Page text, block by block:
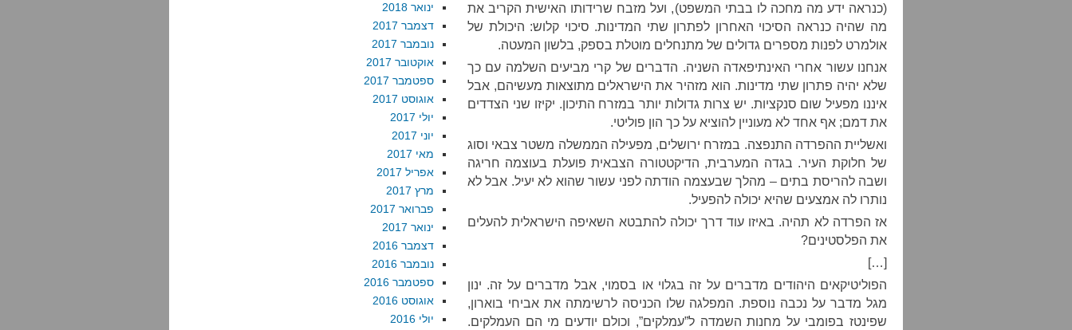
(כנראה ידע מה מחכה לו בבתי המשפט), ועל מזבח שרידותו האישית הקריב את
מה שהיה כנראה הסיכוי האחרון לפתרון שתי המדינות. סיכוי קלוש: היכולת של
אולמרט לפנות מספרים גדולים של מתנחלים מוטלת בספק, בלשון המעטה.
אנחנו עשור אחרי האינתיפאדה השניה. הדברים של קרי מביעים השלמה עם כך
שלא יהיה פתרון שתי מדינות. הוא מזהיר את הישראלים מתוצאות מעשיהם, אבל
איננו מפעיל שום סנקציות. יש צרות גדולות יותר במזרח התיכון. יקיזו שני הצדדים
את דמם; אף אחד לא מעוניין להוציא על כך הון פוליטי.
ואשליית ההפרדה התנפצה. במזרח ירושלים, מפעילה הממשלה משטר צבאי וסוג
של חלוקת העיר. בגדה המערבית, הדיקטטורה הצבאית פועלת בעוצמה חריגה
ושבה להריסת בתים – מהלך שבעצמה הודתה לפני עשור שהוא לא יעיל. אבל לא
נותרו לה אמצעים שהיא יכולה להפעיל.
אז הפרדה לא תהיה. באיזו עוד דרך יכולה להתבטא השאיפה הישראלית להעלים
את הפלסטינים?
[…]
הפוליטיקאים היהודים מדברים על זה בגלוי או בסמוי, אבל מדברים על זה. ינון
מגל מדבר על נכבה נוספת. המפלגה שלו הכניסה לרשימתה את אביחי בוארון,
שפינטז בפומבי על מחנות השמדה ל”עמלקים”, וכולם יודעים מי הם העמלקים.
ינואר 2018
דצמבר 2017
נובמבר 2017
אוקטובר 2017
ספטמבר 2017
אוגוסט 2017
יולי 2017
יוני 2017
מאי 2017
אפריל 2017
מרץ 2017
פברואר 2017
ינואר 2017
דצמבר 2016
נובמבר 2016
ספטמבר 2016
אוגוסט 2016
יולי 2016